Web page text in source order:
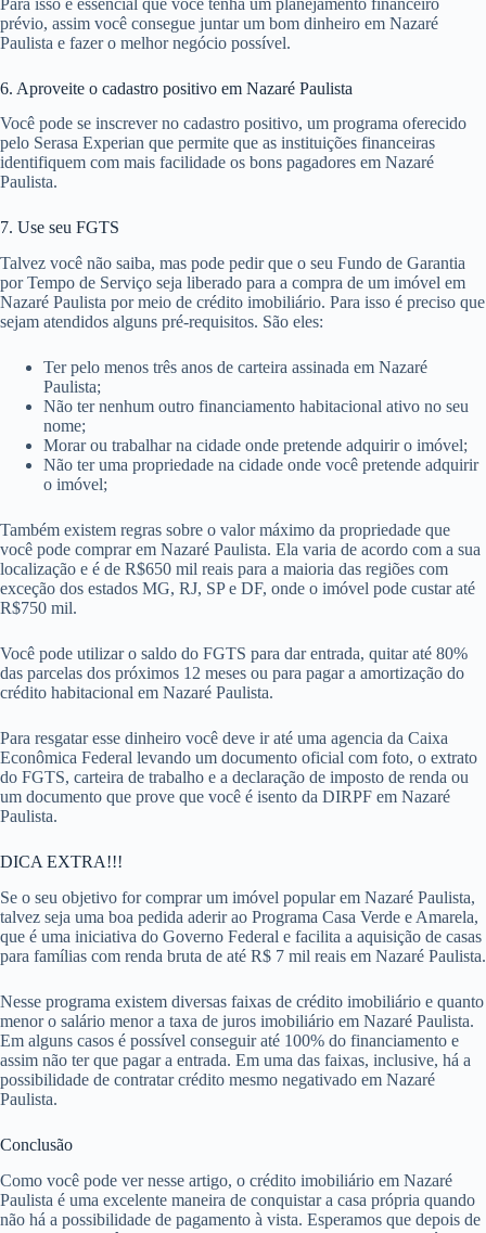
prévio, assim você consegue juntar um bom dinheiro em Nazaré
Paulista e fazer o melhor negócio possível.
6. Aproveite o cadastro positivo em Nazaré Paulista
Você pode se inscrever no cadastro positivo, um programa oferecido
pelo Serasa Experian que permite que as instituições financeiras
identifiquem com mais facilidade os bons pagadores em Nazaré
Paulista.
7. Use seu FGTS
Talvez você não saiba, mas pode pedir que o seu Fundo de Garantia
por Tempo de Serviço seja liberado para a compra de um imóvel em
Nazaré Paulista por meio de crédito imobiliário. Para isso é preciso que
sejam atendidos alguns pré-requisitos. São eles:
Ter pelo menos três anos de carteira assinada em Nazaré
Paulista;
Não ter nenhum outro financiamento habitacional ativo no seu
nome;
Morar ou trabalhar na cidade onde pretende adquirir o imóvel;
Não ter uma propriedade na cidade onde você pretende adquirir
o imóvel;
Também existem regras sobre o valor máximo da propriedade que
você pode comprar em Nazaré Paulista. Ela varia de acordo com a sua
localização e é de R$650 mil reais para a maioria das regiões com
exceção dos estados MG, RJ, SP e DF, onde o imóvel pode custar até
R$750 mil.
Você pode utilizar o saldo do FGTS para dar entrada, quitar até 80%
das parcelas dos próximos 12 meses ou para pagar a amortização do
crédito habitacional em Nazaré Paulista.
Para resgatar esse dinheiro você deve ir até uma agencia da Caixa
Econômica Federal levando um documento oficial com foto, o extrato
do FGTS, carteira de trabalho e a declaração de imposto de renda ou
um documento que prove que você é isento da DIRPF em Nazaré
Paulista.
DICA EXTRA!!!
Se o seu objetivo for comprar um imóvel popular em Nazaré Paulista,
talvez seja uma boa pedida aderir ao Programa Casa Verde e Amarela,
que é uma iniciativa do Governo Federal e facilita a aquisição de casas
para famílias com renda bruta de até R$ 7 mil reais em Nazaré Paulista.
Nesse programa existem diversas faixas de crédito imobiliário e quanto
menor o salário menor a taxa de juros imobiliário em Nazaré Paulista.
Em alguns casos é possível conseguir até 100% do financiamento e
assim não ter que pagar a entrada. Em uma das faixas, inclusive, há a
possibilidade de contratar crédito mesmo negativado em Nazaré
Paulista.
Conclusão
Como você pode ver nesse artigo, o crédito imobiliário em Nazaré
Paulista é uma excelente maneira de conquistar a casa própria quando
não há a possibilidade de pagamento à vista. Esperamos que depois de